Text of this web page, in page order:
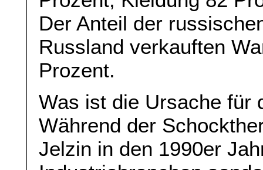
Der Anteil der
Russland verkauften
Prozent.
Was ist die Ursache für
Während der
Jelzin in den 1990er